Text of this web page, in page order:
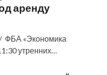
аренду
ФБА «Экономика
утренних…